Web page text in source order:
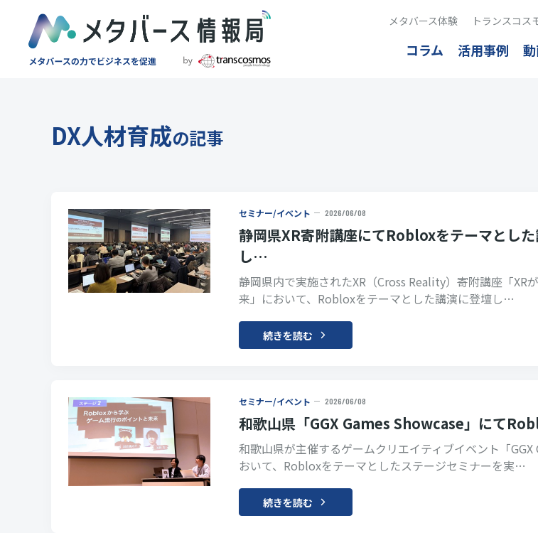
メタバース体験 トランスコス
コラム 活用事例
DX人材育成の記事
セミナー/イベント 2026/06/08
静岡県XR寄附講座にてRobloxをテーマとし
し…
静岡県内で実施されたXR（Cross Reality）寄附講座「XR
来」において、Robloxをテーマとした講演に登壇し…
続きを読む
セミナー/イベント 2026/06/08
和歌山県「GGX Games Showcase」にて
和歌山県が主催するゲームクリエイティブイベント「
おいて、Robloxをテーマとしたステージセミナーを実…
続きを読む